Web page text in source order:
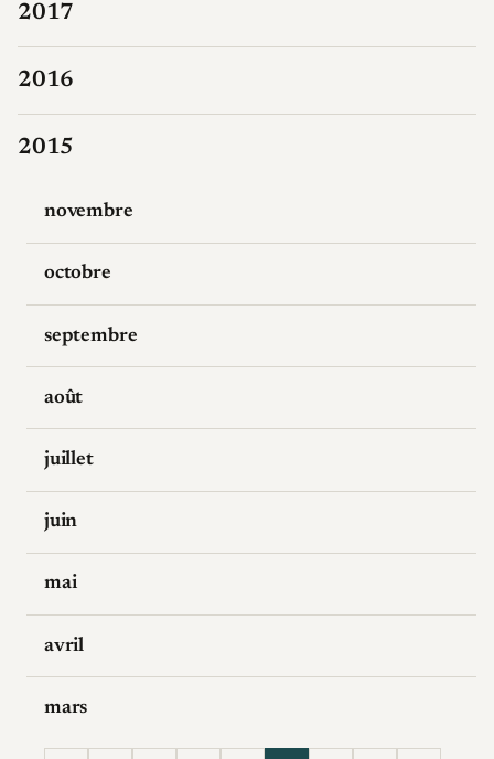
2017
2016
2015
novembre
octobre
septembre
août
juillet
juin
mai
avril
mars